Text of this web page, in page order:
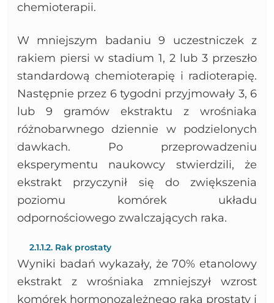
chemioterapii.
W mniejszym badaniu 9 uczestniczek z
rakiem piersi w stadium 1, 2 lub 3 przeszło
standardową chemioterapię i radioterapię.
Następnie przez 6 tygodni przyjmowały 3, 6
lub 9 gramów ekstraktu z wrośniaka
różnobarwnego dziennie w podzielonych
dawkach. Po przeprowadzeniu
eksperymentu naukowcy stwierdzili, że
ekstrakt przyczynił się do zwiększenia
poziomu komórek układu
odpornościowego zwalczających raka.
2.1.1.2. Rak prostaty
Wyniki badań wykazały, że 70% etanolowy
ekstrakt z wrośniaka zmniejszył wzrost
komórek hormonozależnego raka prostaty i